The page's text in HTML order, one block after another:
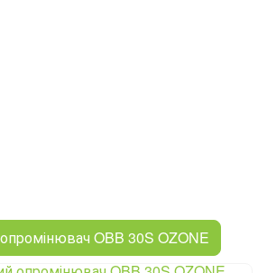
OBB 30S OZONE